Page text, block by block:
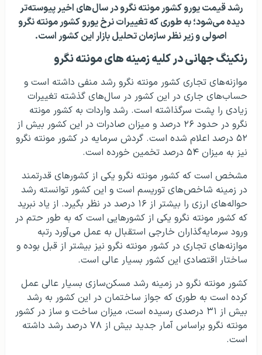
رشد قیمت یورو کشور مونته نگرو در سال‌های اخیر پیوسته‌تر
دیده می‌شود؛ به طوری که تغییرات نرخ یورو کشور مونته نگرو
اصولی و زیر نظر سازمان تحلیل بازار این کشور است.
رنکینگ جهانی در کلیه زمینه های مونته نگرو
موازنه‌های تجاری کشور مونته نگرو رشد منفی داشته است و
حساب‌های جاری در این کشور در سال‌های گذشته تغییرات
زیادی را پشت سرگذاشته است. رشد واردات به کشور مونته
نگرو در حدود ۲۶ درصد و میزان صادرات در این کشور بیش از
۵۲ درصد اعلام شده است. گردش سرمایه در کشور مونته نگرو
نیز به میزان ۵۴ درصد تخمین خورده است.
مشخص است که کشور مونته نگرو یکی از کشورهای قدرتمند
در زمینه شاخص‌های توریسم است و این کشور توانسته رشد
حواله‌های ارزی را بیشتر از ۱۶ درصد در نظر بگیرد. از یاد نبرید
که کشور مونته نگرو یکی از کشورهایی است که به طور حتم در
ورود سرمایه‌گذاران خارجی استقبال به عمل می‌آورد رتبه
موازنه‌های تجاری در کشور مونته نگرو نیز بیشتر از قبل بوده و
ساختار اقتصادی این کشور بسیار عالی است.
کشور مونته نگرو در زمینه رشد مسکن‌سازی بسیار عالی عمل
کرده است به طوری که جواز ساختمان در این کشور به رشد
بیش از ۳۱ درصدی رسیده است، میزان ساخت و ساز در کشور
مونته نگرو براساس آمار جدید بیش از ۷۸ درصد رشد داشته
است.